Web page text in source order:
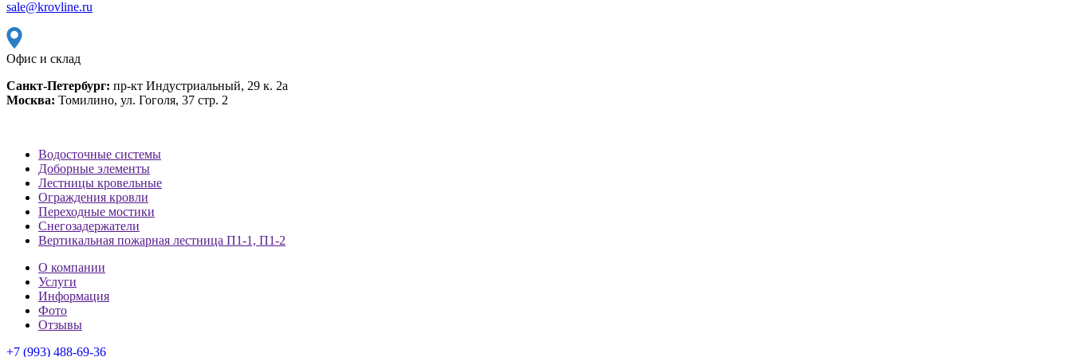
sale@krovline.ru
Офис и склад
Санкт-Петербург: пр-кт Индустриальный, 29 к. 2а
Москва: Томилино, ул. Гоголя, 37 стр. 2
Водосточные системы
Доборные элементы
Лестницы кровельные
Ограждения кровли
Переходные мостики
Снегозадержатели
Вертикальная пожарная лестница П1-1, П1-2
О компании
Услуги
Информация
Фото
Отзывы
+7 (993) 488-69-36